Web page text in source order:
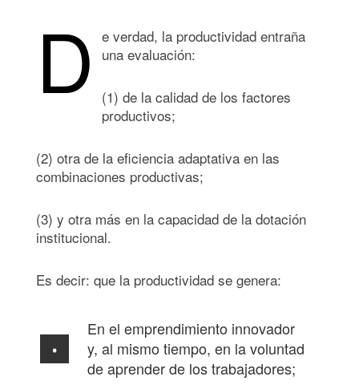
D e verdad, la productividad entraña
una evaluación:
(1) de la calidad de los factores
productivos;
(2) otra de la eficiencia adaptativa en las
combinaciones productivas;
(3) y otra más en la capacidad de la dotación
institucional.
Es decir: que la productividad se genera:
En el emprendimiento innovador
y, al mismo tiempo, en la voluntad
de aprender de los trabajadores;